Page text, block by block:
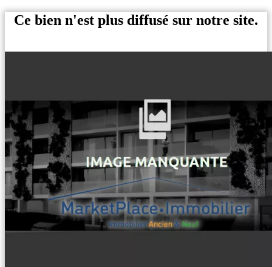
Ce bien n'est plus diffusé sur notre site.